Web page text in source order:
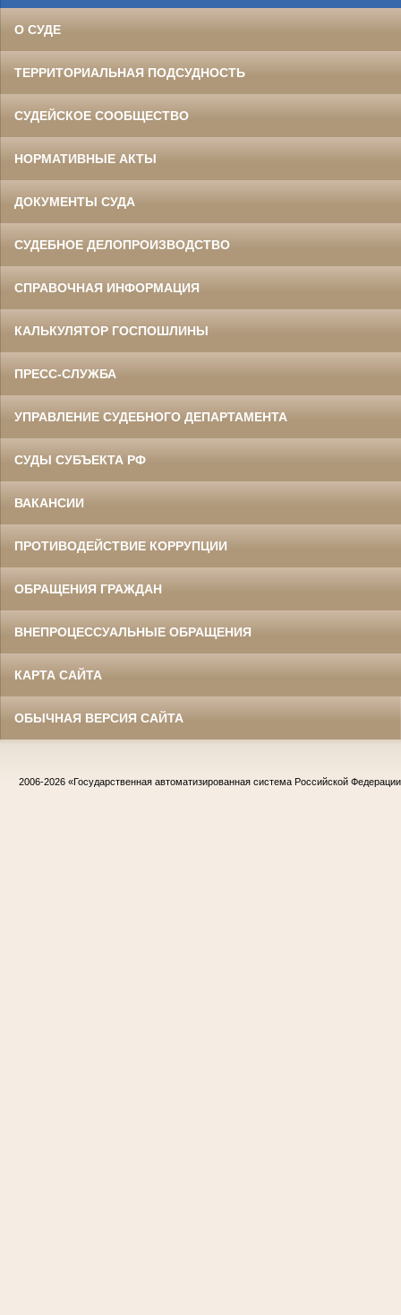
О СУДЕ
ТЕРРИТОРИАЛЬНАЯ ПОДСУДНОСТЬ
СУДЕЙСКОЕ СООБЩЕСТВО
НОРМАТИВНЫЕ АКТЫ
ДОКУМЕНТЫ СУДА
СУДЕБНОЕ ДЕЛОПРОИЗВОДСТВО
СПРАВОЧНАЯ ИНФОРМАЦИЯ
КАЛЬКУЛЯТОР ГОСПОШЛИНЫ
ПРЕСС-СЛУЖБА
УПРАВЛЕНИЕ СУДЕБНОГО ДЕПАРТАМЕНТА
СУДЫ СУБЪЕКТА РФ
ВАКАНСИИ
ПРОТИВОДЕЙСТВИЕ КОРРУПЦИИ
ОБРАЩЕНИЯ ГРАЖДАН
ВНЕПРОЦЕССУАЛЬНЫЕ ОБРАЩЕНИЯ
КАРТА САЙТА
ОБЫЧНАЯ ВЕРСИЯ САЙТА
2006-2026 «Государственная автоматизированная система Российской